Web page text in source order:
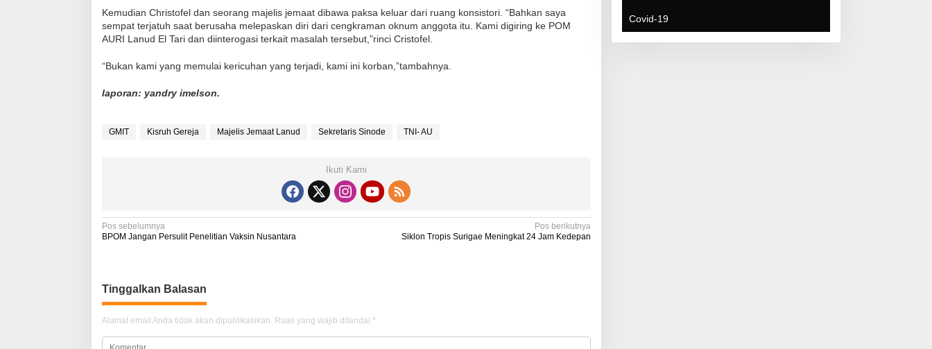
Kemudian Christofel dan seorang majelis jemaat dibawa paksa keluar dari ruang konsistori. “Bahkan saya
sempat terjatuh saat berusaha melepaskan diri dari cengkraman oknum anggota itu. Kami digiring ke POM
AURI Lanud El Tari dan diinterogasi terkait masalah tersebut,”rinci Cristofel.
“Bukan kami yang memulai kericuhan yang terjadi, kami ini korban,”tambahnya.
laporan: yandry imelson.
GMIT Kisruh Gereja Majelis Jemaat Lanud Sekretaris Sinode TNI- AU
Ikuti Kami
N
i
g
a
Pos sebelumnya
BPOM Jangan Persulit Penelitian Vaksin Nusantara
Pos berikutnya
Siklon Tropis Surigae Meningkat 24 Jam Kedepan
Tinggalkan Balasan
Alamat email Anda tidak akan dipublikasikan. Ruas yang wajib ditandai *
Covid-19